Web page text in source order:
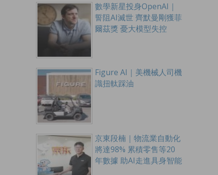
數學新星投身OpenAI｜
誓阻AI滅世 齊默曼剛獲菲
爾茲獎 憂大模型失控
Figure AI｜美機械人司機
識扭軚踩油
京東段楠｜物流業自動化
將達98% 累積零售等20
年數據 助AI走進具身智能